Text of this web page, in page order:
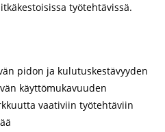
työtehtävissä.
pidon ja kulutuskestävyyden
käyttömukavuuden
vaativiin työtehtäviin